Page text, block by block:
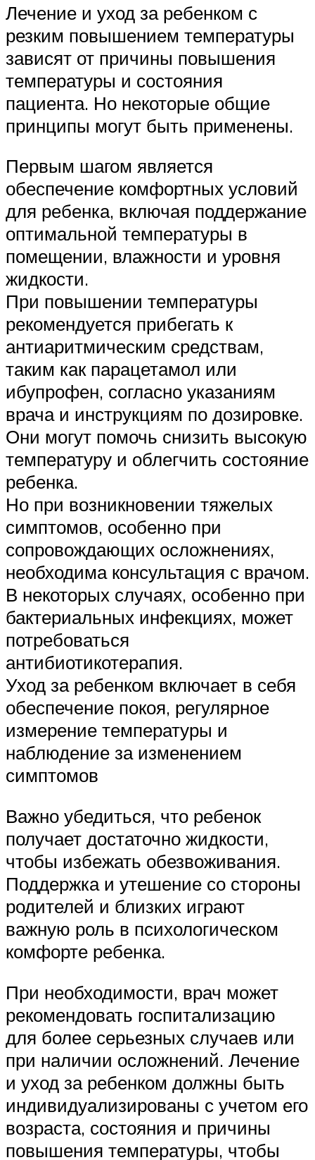
Лечение и уход за ребенком с
резким повышением температуры
зависят от причины повышения
температуры и состояния
пациента. Но некоторые общие
принципы могут быть применены.
Первым шагом является
обеспечение комфортных условий
для ребенка, включая поддержание
оптимальной температуры в
помещении, влажности и уровня
жидкости.
При повышении температуры
рекомендуется прибегать к
антиаритмическим средствам,
таким как парацетамол или
ибупрофен, согласно указаниям
врача и инструкциям по дозировке.
Они могут помочь снизить высокую
температуру и облегчить состояние
ребенка.
Но при возникновении тяжелых
симптомов, особенно при
сопровождающих осложнениях,
необходима консультация с врачом.
В некоторых случаях, особенно при
бактериальных инфекциях, может
потребоваться
антибиотикотерапия.
Уход за ребенком включает в себя
обеспечение покоя, регулярное
измерение температуры и
наблюдение за изменением
симптомов
Важно убедиться, что ребенок
получает достаточно жидкости,
чтобы избежать обезвоживания.
Поддержка и утешение со стороны
родителей и близких играют
важную роль в психологическом
комфорте ребенка.
При необходимости, врач может
рекомендовать госпитализацию
для более серьезных случаев или
при наличии осложнений. Лечение
и уход за ребенком должны быть
индивидуализированы с учетом его
возраста, состояния и причины
повышения температуры, чтобы